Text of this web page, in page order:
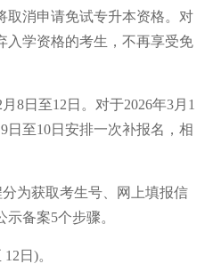
取消申请免试专升本资格。对
入学资格的考生，不再享受免
8日至12日。对于2026年3月1
日至10日安排一次补报名，相
为获取考生号、网上填报信
备案5个步骤。
日)。